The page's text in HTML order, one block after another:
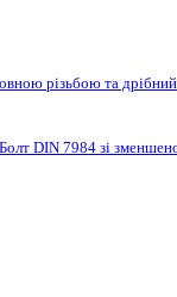
різьбою та дрібний
Болт DIN 7984 зі